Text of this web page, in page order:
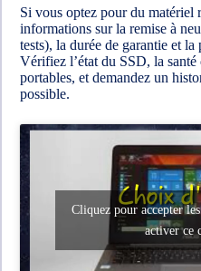
Si vous optez pour du matériel
informations sur la remise à
tests), la durée de garantie et
Vérifiez l’état du SSD, la
portables, et demandez un
possible.
Cliquez pour accepter
activer ce